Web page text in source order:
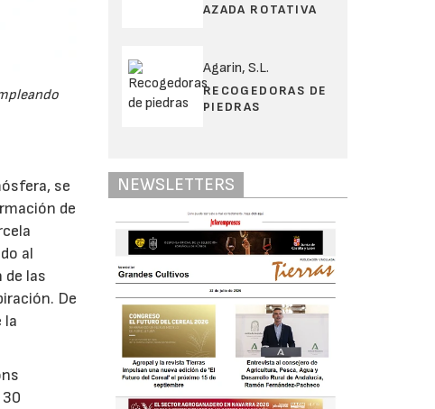
se
de
al
de las
De
la
AZADA ROTATIVA
Agarin, S.L.
RECOGEDORAS DE
PIEDRAS
NEWSLETTERS